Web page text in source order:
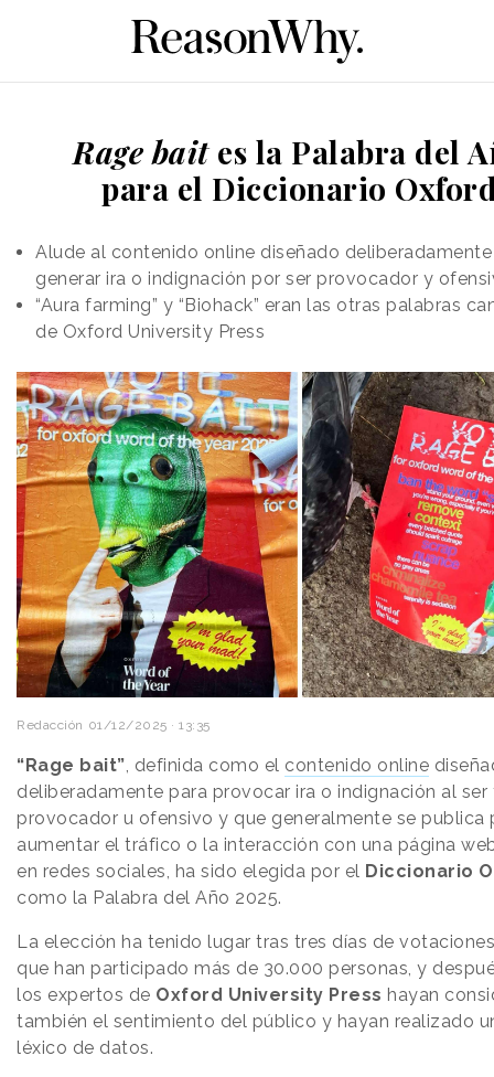
Rage baites la Palabra del
para el Diccionario
Alude al contenido online diseñado
generar ira o indignación por ser provocador y
“Aura farming” y “Biohack” eran las otras palabras
de Oxford University Press
Redacción 01/12/2025 · 13:35
“Rage bait”, definida como el contenido online
deliberadamente para provocar ira o indignación al ser
provocador u ofensivo y que generalmente se publica
aumentar el tráfico o la interacción con una página
en redes sociales, ha sido elegida por el Diccionario
como la Palabra del Año 2025.
La elección ha tenido lugar tras tres días de
que han participado más de 30.000 personas, y
los expertos de Oxford University Press hayan
también el sentimiento del público y hayan realizado
léxico de datos.